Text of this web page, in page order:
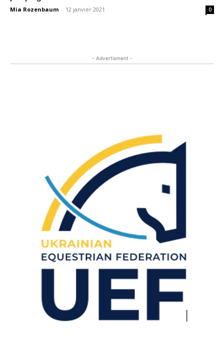
Mia Rozenbaum - 12 janvier 2021 0
- Advertisment -